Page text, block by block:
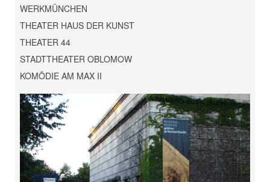
WERKMÜNCHEN
THEATER HAUS DER KUNST
THEATER 44
STADTTHEATER OBLOMOW
KOMÖDIE AM MAX II